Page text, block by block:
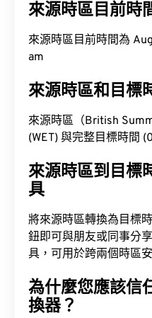
來源時區目前時
來源時區目前時間為
am
來源時區和目標
來源時區（British
(WET) 與完整目標時間
來源時區到目標
具
將來源時區轉換為目標
鈕即可與朋友或同事分
具，可用於跨兩個時區
為什麼您應該信
換器？